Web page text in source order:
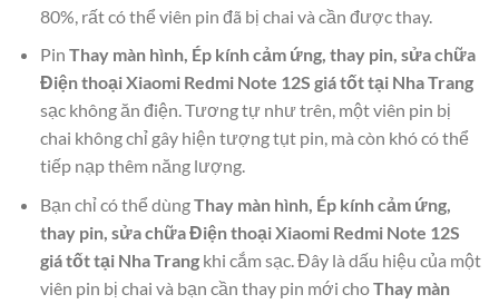
80%, rất có thể viên pin đã bị chai và cần được thay.
Pin Thay màn hình, Ép kính cảm ứng, thay pin, sửa chữa
Điện thoại Xiaomi Redmi Note 12S giá tốt tại Nha Trang
sạc không ăn điện. Tương tự như trên, một viên pin bị
chai không chỉ gây hiện tượng tụt pin, mà còn khó có thể
tiếp nạp thêm năng lượng.
Bạn chỉ có thể dùngThay màn hình, Ép kính cảm ứng,
thay pin, sửa chữa Điện thoại Xiaomi Redmi Note 12S
giá tốt tại Nha Trangkhi cắm sạc. Đây là dấu hiệu của một
viên pin bị chai và bạn cần thay pin mới choThay màn